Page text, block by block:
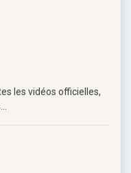
les vidéos officielles,